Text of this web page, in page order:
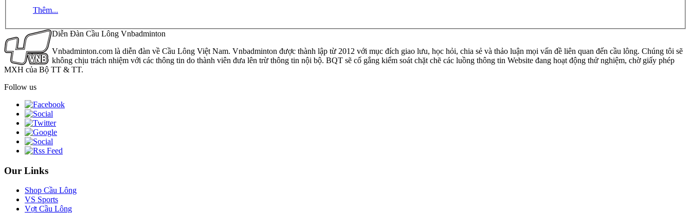
Thêm...
Diễn Đàn Cầu Lông Vnbadminton
Vnbadminton.com là diễn đàn về Cầu Lông Việt Nam. Vnbadminton được thành lập từ 2012 với mục đích giao lưu, học hỏi, chia sẻ và thảo luận mọi vấn đề liên quan đến cầu lông. Chúng tôi sẽ
không chịu trách nhiệm với các thông tin do thành viên đưa lên trừ thông tin nội bộ. BQT sẽ cố gắng kiểm soát chặt chẽ các luồng thông tin Website đang hoạt động thử nghiệm, chờ giấy phép
MXH của Bộ TT & TT.
Follow us
Our Links
Shop Cầu Lông
VS Sports
Vợt Cầu Lông